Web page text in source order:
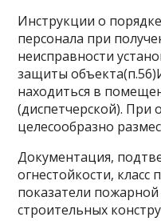
Инструкции о
персонала при
неисправности
защиты
находиться в
(диспетчерской). При
целесообразно
Документация,
огнестойкости,
показатели
строительных